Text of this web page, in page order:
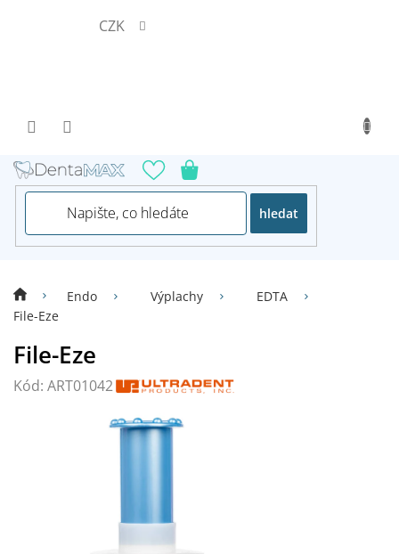
CZK
hledat
Endo Výplachy
EDTA
File-Eze
File-Eze
Kód: ART01042